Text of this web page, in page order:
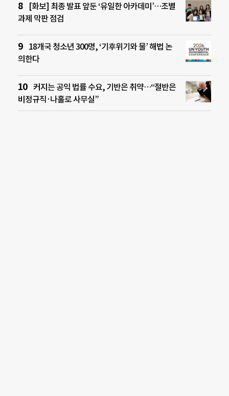
[화보] 최종 발표 앞둔 ‘유일한 아카데미’…조별
과제 막판 점검
18개국 청소년 300명, ‘기후위기와 물’ 해법 논
의한다
커지는 공익 법률 수요, 기반은 취약…“절반은
비정규직·나홀로 사무실”